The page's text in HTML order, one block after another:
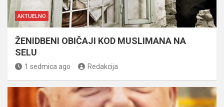
AKTUELNO
ŽENIDBENI OBIČAJI KOD MUSLIMANA NA
SELU
1 sedmica ago Redakcija